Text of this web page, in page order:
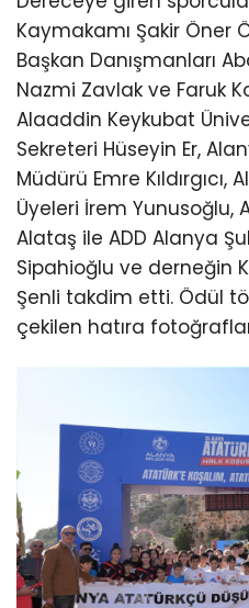
Kaymakamı Şakir Öner
Başkan Danışmanları
Nazmi Zavlak ve Faruk
Alaaddin Keykubat
Sekreteri Hüseyin Er,
Müdürü Emre
Üyeleri İrem Yunusoğlu,
Alataş ile ADD Alanya
Sipahioğlu ve derneğin
Şenli takdim etti. Ödül
çekilen hatıra